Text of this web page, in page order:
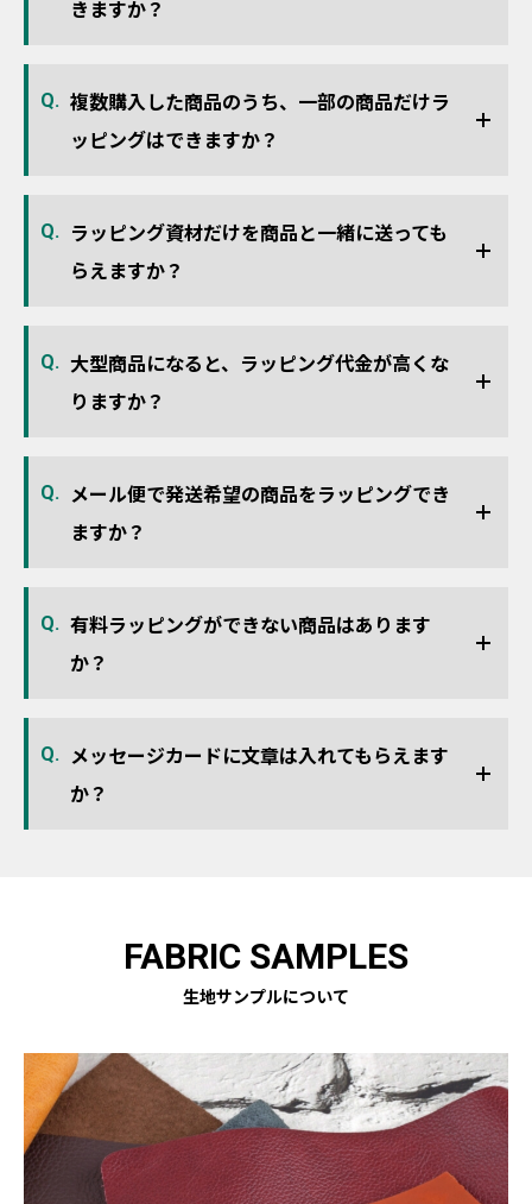
きますか？
Q. 複数購入した商品のうち、一部の商品だけラ
ッピングはできますか？
Q. ラッピング資材だけを商品と一緒に送っても
らえますか？
Q. 大型商品になると、ラッピング代金が高くな
りますか？
Q. メール便で発送希望の商品をラッピングでき
ますか？
Q. 有料ラッピングができない商品はあります
か？
Q. メッセージカードに文章は入れてもらえます
か？
FABRIC SAMPLES
生地サンプルについて